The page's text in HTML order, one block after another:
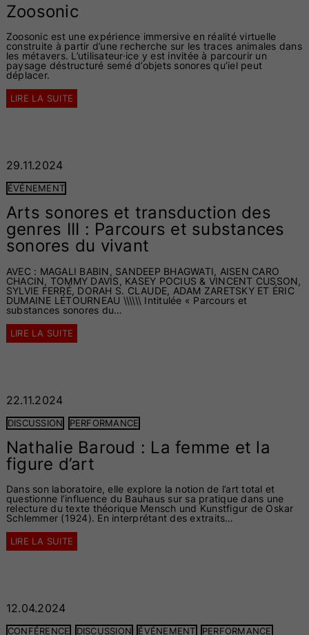
Zoosonic
Zoosonic est une expérience immersive en réalité virtuelle
construite à partir d’une recherche sur les traces animales dans
les métavers. L’utilisateur·ice y est invitée à parcourir un
paysage déstructuré semé d’objets sonores qu’iel peut
déplacer.
LIRE LA SUITE
29.11.2024
ÉVÉNEMENT
Arts sonores et transduction des
genres III : Parcours et substances
sonores du vivant
AVEC : MAGALI BABIN, SANDEEP BHAGWATI, AISEN CARO
CHACIN, TOMMY DAVIS, KASEY POCIUS & VINCENT CUSSON,
SYLVIE FERRÉ, DORAH S. CLAUDE, ADAM ZARETSKY ET ÉRIC
DUMAINE LÉTOURNEAU \\\\\\ Intitulée « Parcours et
substances sonores du…
LIRE LA SUITE
22.11.2024
DISCUSSION PERFORMANCE
Nathalie Baroud : La femme et la
figure d’art
Dans son laboratoire, elle explore la notion de l’art total et
questionne l’influence du Bauhaus sur sa pratique dans une
relecture du texte théorique Mensch und Kunstfigur de Oskar
Schlemmer (1924). En interprétant des extraits…
LIRE LA SUITE
12.04.2024
CONFÉRENCE DISCUSSION ÉVÉNEMENT PERFORMANCE